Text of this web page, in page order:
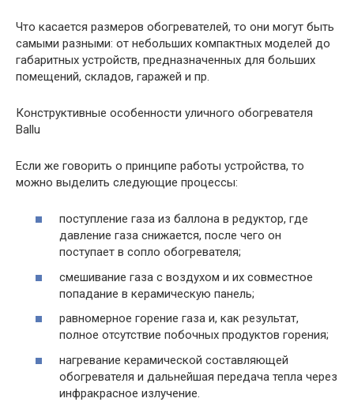
Что касается размеров обогревателей, то они могут быть
самыми разными: от небольших компактных моделей до
габаритных устройств, предназначенных для больших
помещений, складов, гаражей и пр.
Конструктивные особенности уличного обогревателя
Ballu
Если же говорить о принципе работы устройства, то
можно выделить следующие процессы:
поступление газа из баллона в редуктор, где
давление газа снижается, после чего он
поступает в сопло обогревателя;
смешивание газа с воздухом и их совместное
попадание в керамическую панель;
равномерное горение газа и, как результат,
полное отсутствие побочных продуктов горения;
нагревание керамической составляющей
обогревателя и дальнейшая передача тепла через
инфракрасное излучение.